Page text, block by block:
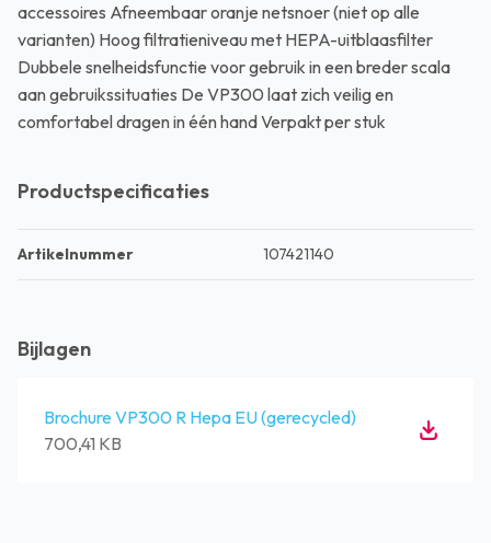
accessoires Afneembaar oranje netsnoer (niet op alle
varianten) Hoog filtratieniveau met HEPA-uitblaasfilter
Dubbele snelheidsfunctie voor gebruik in een breder scala
aan gebruikssituaties De VP300 laat zich veilig en
comfortabel dragen in één hand Verpakt per stuk
Productspecificaties
Artikelnummer 107421140
Bijlagen
Brochure VP300 R Hepa EU (gerecycled)
700,41 KB